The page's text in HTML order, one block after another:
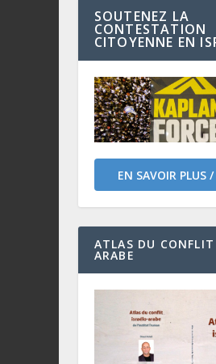
SOUTENEZ LA
CONTESTATION
CITOYENNE EN
EN SAVOIR PLUS
DON
ATLAS DU
ARABE